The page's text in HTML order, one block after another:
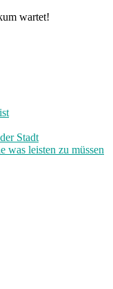
wartet!
Stadt
was leisten zu müssen